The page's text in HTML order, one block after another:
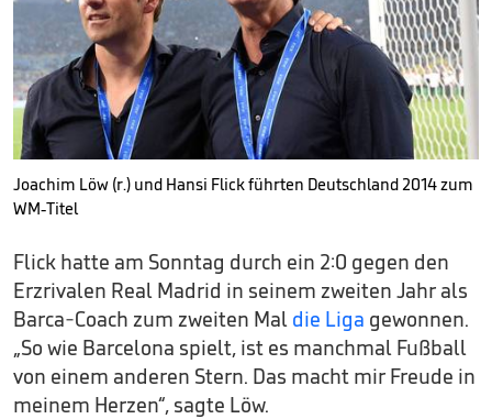
Joachim Löw (r.) und Hansi Flick führten Deutschland 2014 zum
WM-Titel
Flick hatte am Sonntag durch ein 2:0 gegen den
Erzrivalen Real Madrid in seinem zweiten Jahr als
Barca-Coach zum zweiten Mal die Liga gewonnen.
„So wie Barcelona spielt, ist es manchmal Fußball
von einem anderen Stern. Das macht mir Freude in
meinem Herzen“, sagte Löw.